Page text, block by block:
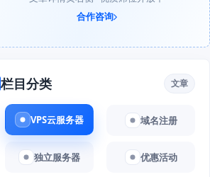
合作咨询
栏目分类 文章
VPS云服务器 域名注册
独立服务器 优惠活动